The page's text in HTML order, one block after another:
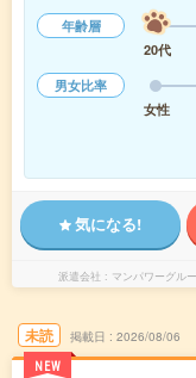
年齢層
20代
男女比率
女性
気になる!
派遣会社 マンパワーグル
未読
NEW
掲載日 2026/08/06